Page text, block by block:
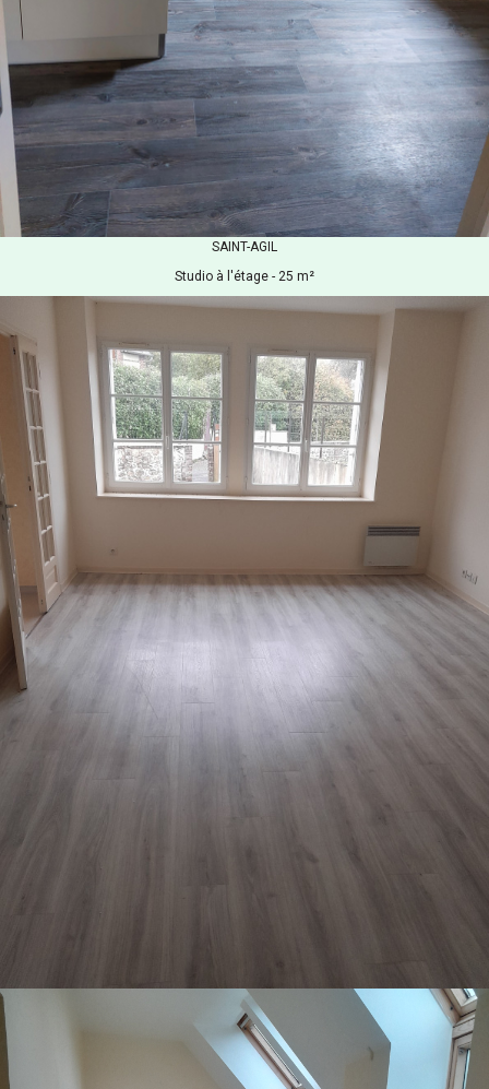
SAINT-AGIL
Studio à l'étage - 25 m²